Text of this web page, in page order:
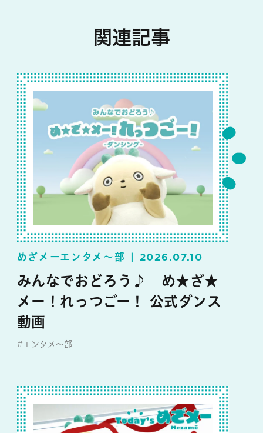
関連記事
めざメーエンタメ～部 2026.07.10
みんなでおどろう♪ め★ざ★
メー！れっつごー！ 公式ダンス
動画
#エンタメ～部